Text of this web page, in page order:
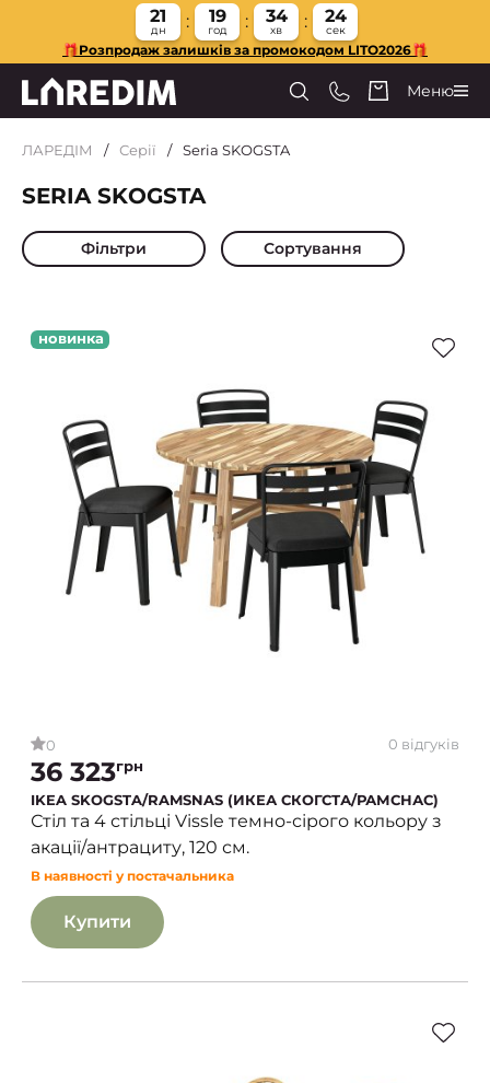
21
дн
19
год
34
хв
24
сек
🎁Розпродаж залишків за промокодом LITO2026🎁
Меню
ЛАРЕДІМ Серії Seria SKOGSTA
SERIA SKOGSTA
Фільтри Сортування
новинка
0 0 відгуків
36 323грн
IKEA SKOGSTA/RAMSNAS (ИКЕА СКОГСТА/РАМСНАС)
Стіл та 4 стільці Vissle темно-сірого кольору з
акації/антрациту, 120 см.
В наявності у постачальника
Купити